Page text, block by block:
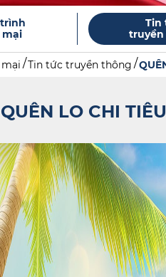
mại
Tin
Tin tức truyền thông
QUÊN LO CHI